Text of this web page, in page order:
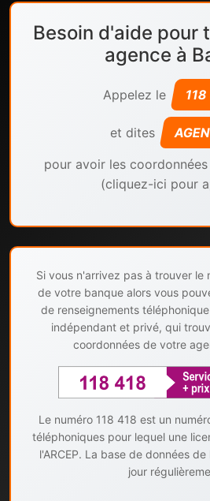
Besoin d'aide pour
agence à
Appelez le
et dites
pour avoir les
(cliquez-ici pour
Si vous n'arrivez pas à trouver le
de votre banque alors vous
de renseignements
indépendant et privé, qui
coordonnées de votre
Le numéro 118 418 est un
téléphoniques pour lequel une
l'ARCEP. La base de données
jour